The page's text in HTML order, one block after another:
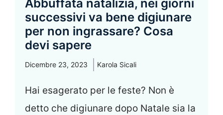
Abbuffata natalizia, nei giorni
successivi va bene digiunare
per non ingrassare? Cosa
devi sapere
Dicembre 23, 2023 Karola Sicali
Hai esagerato per le feste? Non è
detto che digiunare dopo Natale sia la